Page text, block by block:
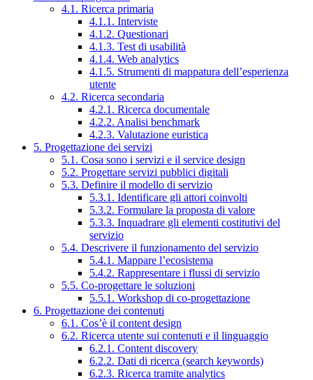
4.1. Ricerca primaria
4.1.1. Interviste
4.1.2. Questionari
4.1.3. Test di usabilità
4.1.4. Web analytics
4.1.5. Strumenti di mappatura dell’esperienza
utente
4.2. Ricerca secondaria
4.2.1. Ricerca documentale
4.2.2. Analisi benchmark
4.2.3. Valutazione euristica
5. Progettazione dei servizi
5.1. Cosa sono i servizi e il service design
5.2. Progettare servizi pubblici digitali
5.3. Definire il modello di servizio
5.3.1. Identificare gli attori coinvolti
5.3.2. Formulare la proposta di valore
5.3.3. Inquadrare gli elementi costitutivi del
servizio
5.4. Descrivere il funzionamento del servizio
5.4.1. Mappare l’ecosistema
5.4.2. Rappresentare i flussi di servizio
5.5. Co-progettare le soluzioni
5.5.1. Workshop di co-progettazione
6. Progettazione dei contenuti
6.1. Cos’è il content design
6.2. Ricerca utente sui contenuti e il linguaggio
6.2.1. Content discovery
6.2.2. Dati di ricerca (search keywords)
6.2.3. Ricerca tramite analytics